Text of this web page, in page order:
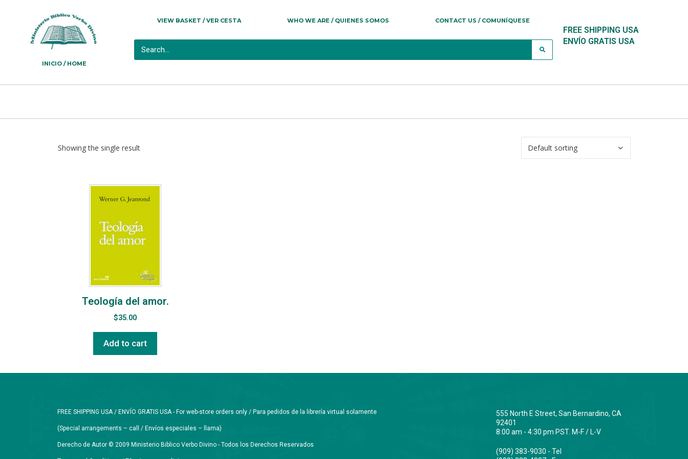
INICIO / HOME
VIEW BASKET / VER CESTA WHO WE ARE / QUIENES SOMOS CONTACT US / COMUNÍQUESE
FREE SHIPPING USA
ENVÍO GRATIS USA
Showing the single result
Teología del amor.
$35.00
Add to cart
FREE SHIPPING USA / ENVÍO GRATIS USA - For web-store orders only / Para pedidos de la librería virtual solamente
(Special arrangements – call / Envíos especiales – llama)
Derecho de Autor © 2009 Ministerio Biblico Verbo Divino - Todos los Derechos Reservados
555 North E Street, San Bernardino, CA
92401
8:00 am - 4:30 pm PST. M-F / L-V
(909) 383-9030 - Tel